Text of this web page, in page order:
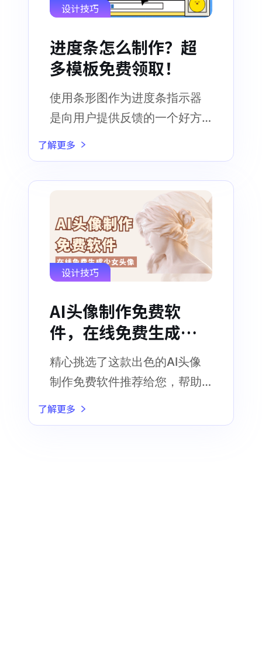
设计技巧
进度条怎么制作？超
多模板免费领取！
使用条形图作为进度条指示器
是向用户提供反馈的一个好方
法
了解更多
设计技巧
AI头像制作免费软
件，在线免费生成少
女头像
精心挑选了这款出色的AI头像
制作免费软件推荐给您，帮助
你以前所未有的方式来创建和
个性化头像
了解更多